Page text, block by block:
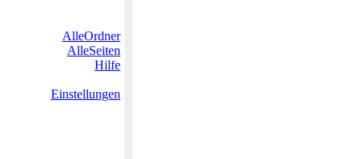
AlleOrdner
AlleSeiten
Hilfe
Einstellungen